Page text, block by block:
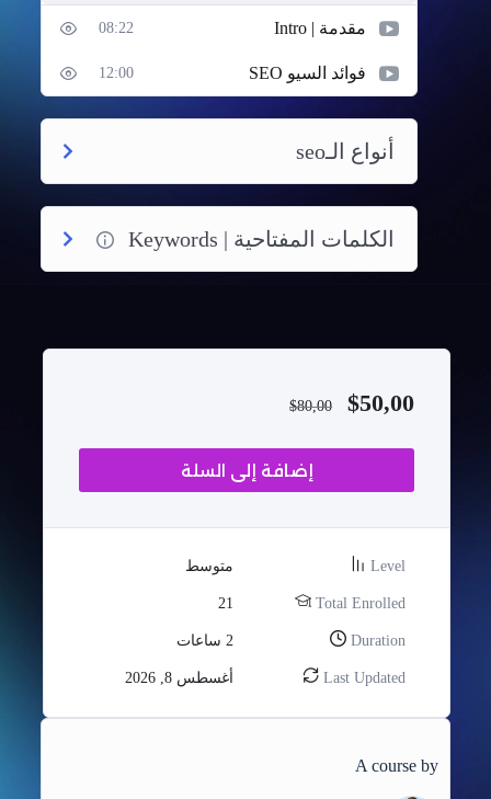
مقدمة | Intro 08:22
فوائد السيو SEO 12:00
أنواع الـseo
الكلمات المفتاحية | Keywords
$50,00
$80,00
إضافة إلى السلة
Level متوسط
Total Enrolled
21
Duration
2ساعات
Last Updated أغسطس 8, 2026
A course by